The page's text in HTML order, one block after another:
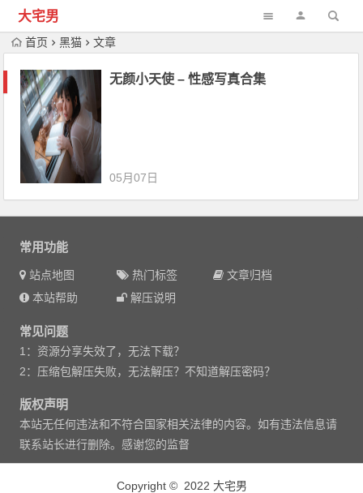
大宅男
首页 黑猫 文章
无颜小天使 – 性感写真合集
05月07日
常用功能
站点地图 热门标签
文章归档
本站帮助
解压说明
常见问题
1：资源分享失效了，无法下载？
2：压缩包解压失败，无法解压？不知道解压密码？
版权声明
本站无任何违法和不符合国家相关法律的内容。如有违法信息请
联系站长进行删除。感谢您的监督
Copyright © 2022 大宅男